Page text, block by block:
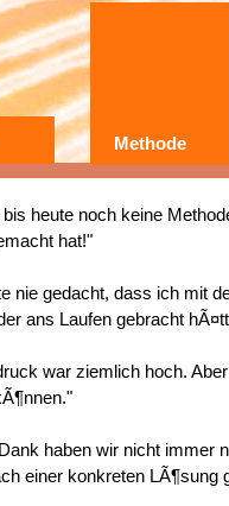
Methode
Erfahrungen
heute noch keine
hat!"
nie gedacht, dass ich mit
ans Laufen gebracht
war ziemlich hoch.
haben wir nicht immer
einer konkreten LÃ¶sung